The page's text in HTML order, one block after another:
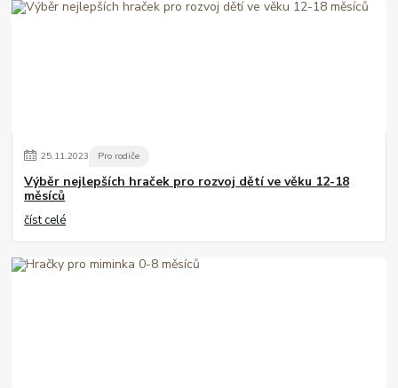
25.11.2023 Pro rodiče
Výběr nejlepších hraček pro rozvoj dětí ve věku 12-18
měsíců
číst celé